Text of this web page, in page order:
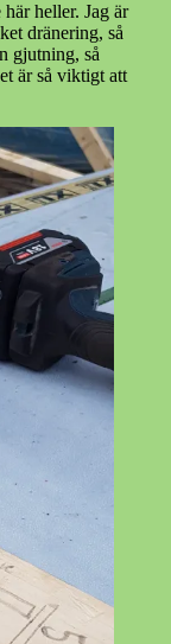
heller. Jag är
dränering, så
gjutning, så
är så viktigt att